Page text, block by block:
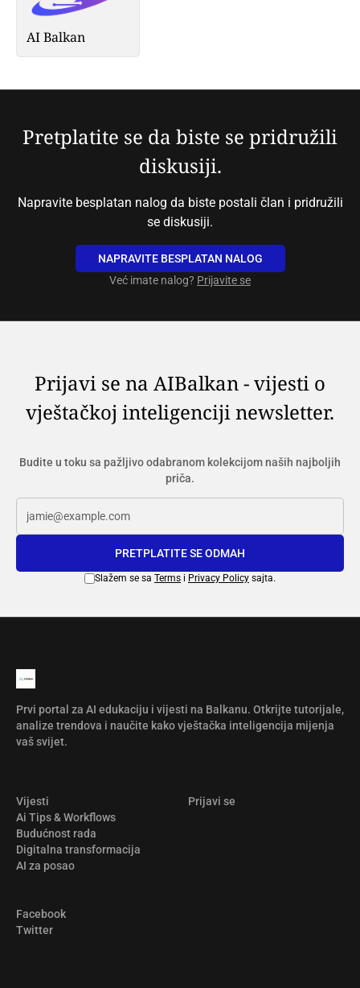
AI Balkan
Pretplatite se da biste se pridružili
diskusiji.
Napravite besplatan nalog da biste postali član i pridružili
se diskusiji.
NAPRAVITE BESPLATAN NALOG
Već imate nalog? Prijavite se
Prijavi se na AIBalkan - vijesti o
vještačkoj inteligenciji newsletter.
Budite u toku sa pažljivo odabranom kolekcijom naših najboljih
priča.
PRETPLATITE SE ODMAH
Slažem se sa Terms i Privacy Policy sajta.
Prvi portal za AI edukaciju i vijesti na Balkanu. Otkrijte tutorijale,
analize trendova i naučite kako vještačka inteligencija mijenja
vaš svijet.
Vijesti
Ai Tips & Workflows
Budućnost rada
Digitalna transformacija
AI za posao
Prijavi se
Facebook
Twitter